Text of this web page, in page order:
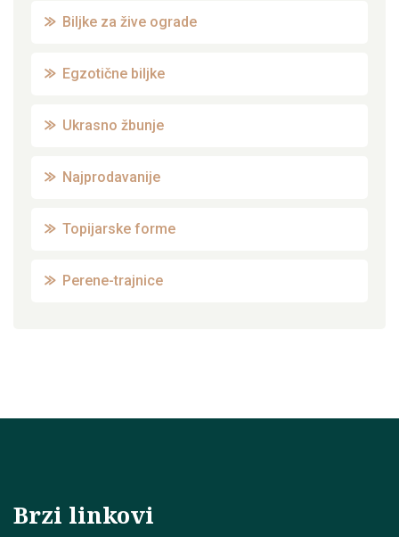
Biljke za žive ograde
Egzotične biljke
Ukrasno žbunje
Najprodavanije
Topijarske forme
Perene-trajnice
Brzi linkovi